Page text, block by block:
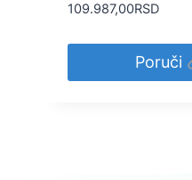
109.987,00RSD
Poruči